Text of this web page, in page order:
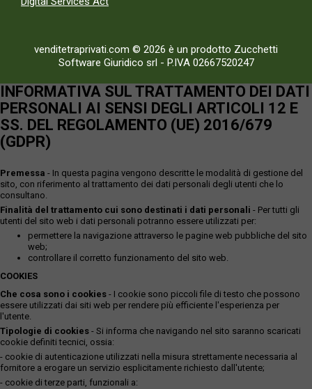
venditetraprivati.com © 2026 è un prodotto Zucchetti
Software Giuridico srl - P.IVA 02667520247
INFORMATIVA SUL TRATTAMENTO DEI DATI
PERSONALI AI SENSI DEGLI ARTICOLI 12 E
SS. DEL REGOLAMENTO (UE) 2016/679
(GDPR)
Premessa - In questa pagina vengono descritte le modalità di gestione del
sito, con riferimento al trattamento dei dati personali degli utenti che lo
consultano.
Finalità del trattamento cui sono destinati i dati personali - Per tutti gli
utenti del sito web i dati personali potranno essere utilizzati per:
permettere la navigazione attraverso le pagine web pubbliche del sito
web;
controllare il corretto funzionamento del sito web.
COOKIES
Che cosa sono i cookies - I cookie sono piccoli file di testo che possono
essere utilizzati dai siti web per rendere più efficiente l'esperienza per
l'utente.
Tipologie di cookies - Si informa che navigando nel sito saranno scaricati
cookie definiti tecnici, ossia:
- cookie di autenticazione utilizzati nella misura strettamente necessaria al
fornitore a erogare un servizio esplicitamente richiesto dall'utente;
- cookie di terze parti, funzionali a: